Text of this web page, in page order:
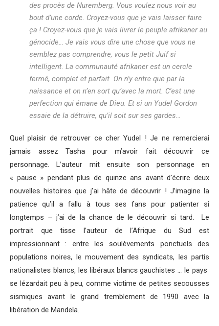
des procès de Nuremberg. Vous voulez nous voir au
bout d’une corde. Croyez-vous que je vais laisser faire
ça ! Croyez-vous que je vais livrer le peuple afrikaner au
génocide… Je vais vous dire une chose que vous ne
semblez pas comprendre, vous le petit Juif si
intelligent. La communauté afrikaner est un cercle
fermé, complet et parfait. On n’y entre que par la
naissance et on n’en sort qu’avec la mort. C’est une
perfection qui émane de Dieu. Et si un Yudel Gordon
essaie de la détruire, qu’il soit sur ses gardes…
Quel plaisir de retrouver ce cher Yudel ! Je ne remercierai
jamais assez Tasha pour m’avoir fait découvrir ce
personnage. L’auteur mit ensuite son personnage en
« pause » pendant plus de quinze ans avant d’écrire deux
nouvelles histoires que j’ai hâte de découvrir ! J’imagine la
patience qu’il a fallu à tous ses fans pour patienter si
longtemps – j’ai de la chance de le découvrir si tard. Le
portrait que tisse l’auteur de l’Afrique du Sud est
impressionnant : entre les soulèvements ponctuels des
populations noires, le mouvement des syndicats, les partis
nationalistes blancs, les libéraux blancs gauchistes … le pays
se lézardait peu à peu, comme victime de petites secousses
sismiques avant le grand tremblement de 1990 avec la
libération de Mandela.